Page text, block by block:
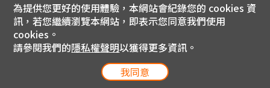
為提供您更好的使用體驗，本網站會紀錄您的 cookies 資
訊，若您繼續瀏覽本網站，即表示您同意我們使用
cookies。
請參閱我們的隱私權聲明以獲得更多資訊。
我同意